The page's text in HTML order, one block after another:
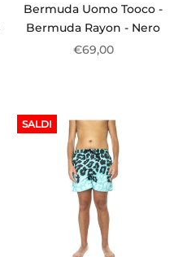
Bermuda Uomo Tooco -
Bermuda Rayon - Nero
€69,00
SALDI